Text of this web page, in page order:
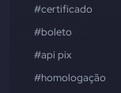
#certificado
#boleto
#api pix
#homologação